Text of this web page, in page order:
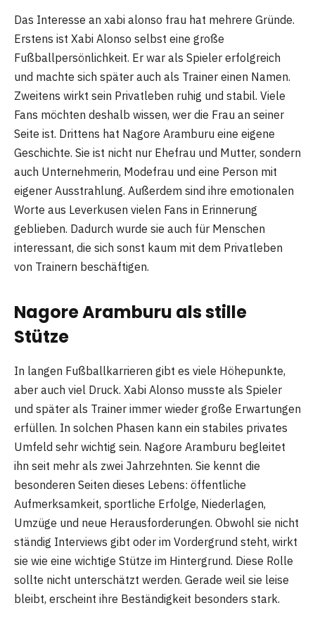
Das Interesse an xabi alonso frau hat mehrere Gründe.
Erstens ist Xabi Alonso selbst eine große
Fußballpersönlichkeit. Er war als Spieler erfolgreich
und machte sich später auch als Trainer einen Namen.
Zweitens wirkt sein Privatleben ruhig und stabil. Viele
Fans möchten deshalb wissen, wer die Frau an seiner
Seite ist. Drittens hat Nagore Aramburu eine eigene
Geschichte. Sie ist nicht nur Ehefrau und Mutter, sondern
auch Unternehmerin, Modefrau und eine Person mit
eigener Ausstrahlung. Außerdem sind ihre emotionalen
Worte aus Leverkusen vielen Fans in Erinnerung
geblieben. Dadurch wurde sie auch für Menschen
interessant, die sich sonst kaum mit dem Privatleben
von Trainern beschäftigen.
Nagore Aramburu als stille
Stütze
In langen Fußballkarrieren gibt es viele Höhepunkte,
aber auch viel Druck. Xabi Alonso musste als Spieler
und später als Trainer immer wieder große Erwartungen
erfüllen. In solchen Phasen kann ein stabiles privates
Umfeld sehr wichtig sein. Nagore Aramburu begleitet
ihn seit mehr als zwei Jahrzehnten. Sie kennt die
besonderen Seiten dieses Lebens: öffentliche
Aufmerksamkeit, sportliche Erfolge, Niederlagen,
Umzüge und neue Herausforderungen. Obwohl sie nicht
ständig Interviews gibt oder im Vordergrund steht, wirkt
sie wie eine wichtige Stütze im Hintergrund. Diese Rolle
sollte nicht unterschätzt werden. Gerade weil sie leise
bleibt, erscheint ihre Beständigkeit besonders stark.